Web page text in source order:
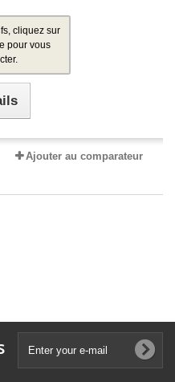
cliquez sur
pour vous
Ajouter au comparateur